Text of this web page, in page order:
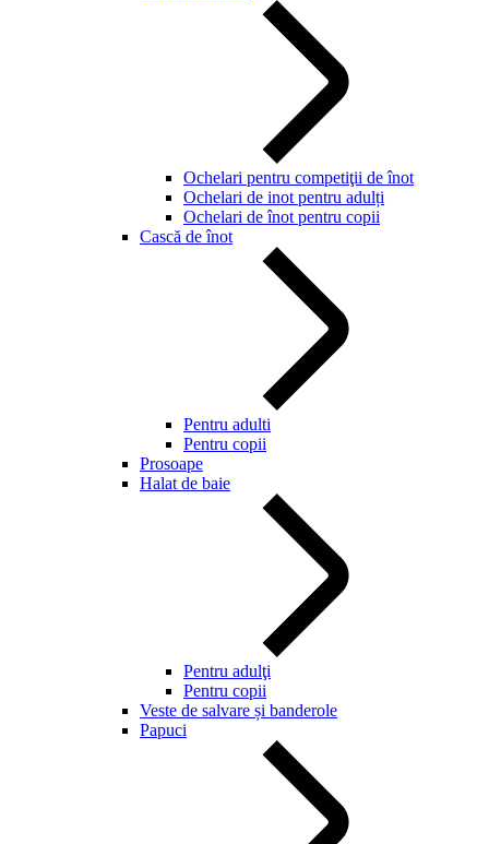
Ochelari pentru competiţii de înot
Ochelari de inot pentru adulți
Ochelari de înot pentru copii
Cască de înot
Pentru adulti
Pentru copii
Prosoape
Halat de baie
Pentru adulţi
Pentru copii
Veste de salvare și banderole
Papuci